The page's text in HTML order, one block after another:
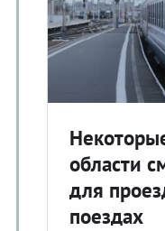
области
для
поездах